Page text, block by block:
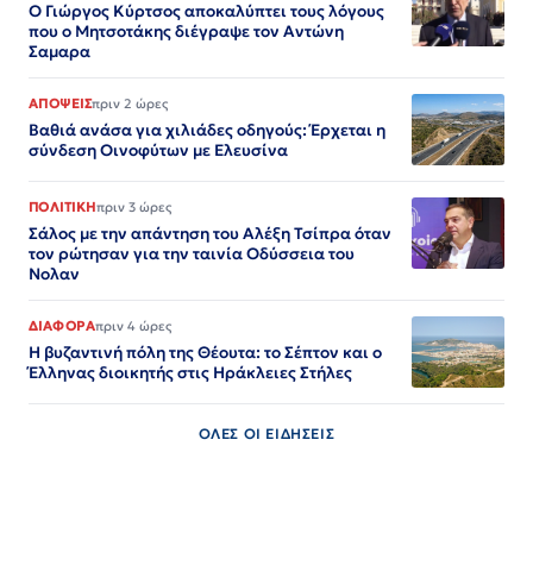
Ο Γιώργος Κύρτσος αποκαλύπτει τους λόγους
που ο Μητσοτάκης διέγραψε τον Αντώνη
Σαμαρα
ΑΠΟΨΕΙΣπριν 2 ώρες
Βαθιά ανάσα για χιλιάδες οδηγούς: Έρχεται η
σύνδεση Οινοφύτων με Ελευσίνα
ΠΟΛΙΤΙΚΗπριν 3 ώρες
Σάλος με την απάντηση του Αλέξη Τσίπρα όταν
τον ρώτησαν για την ταινία Οδύσσεια του
Νολαν
ΔΙΑΦΟΡΑπριν 4 ώρες
Η βυζαντινή πόλη της Θέουτα: το Σέπτον και ο
Έλληνας διοικητής στις Ηράκλειες Στήλες
ΟΛΕΣ ΟΙ ΕΙΔΗΣΕΙΣ